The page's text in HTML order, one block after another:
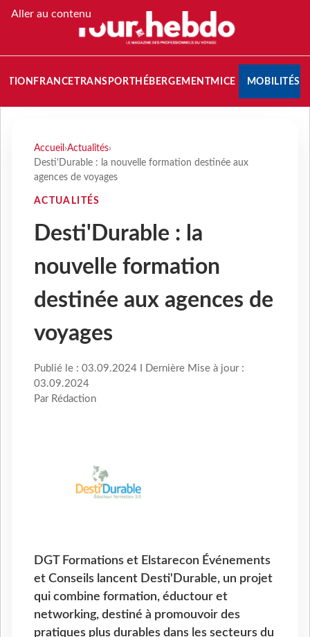
Aller au contenu
FRANCETRANSPORT HÉBERGEMENTMICE MOBILITÉS
Accueil ›Actualités›
Desti'Durable : la nouvelle formation destinée aux
agences de voyages
ACTUALITÉS
Desti'Durable : la
nouvelle formation
destinée aux agences de
voyages
Publié le : 03.09.2024 I Dernière Mise à jour :
03.09.2024
Par Rédaction
DGT Formations et Elstarecon Événements
et Conseils lancent Desti'Durable, un projet
qui combine formation, éductour et
networking, destiné à promouvoir des
pratiques plus durables dans les secteurs du